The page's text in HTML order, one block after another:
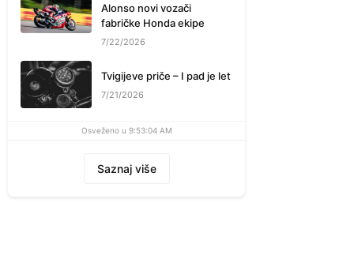
Alonso novi vozači
fabričke Honda ekipe
7/22/2026
Tvigijeve priče – I pad je let
7/21/2026
Osveženo u 9:53:04 AM
Saznaj više